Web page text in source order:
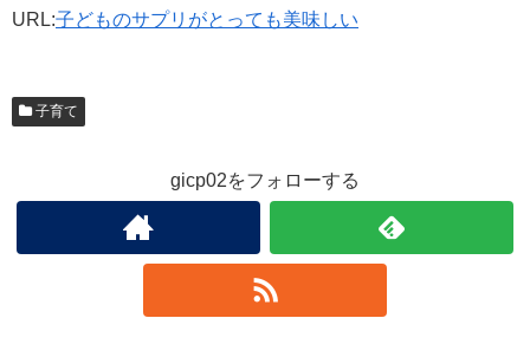
URL:子どものサプリがとっても美味しい
子育て
gicp02をフォローする